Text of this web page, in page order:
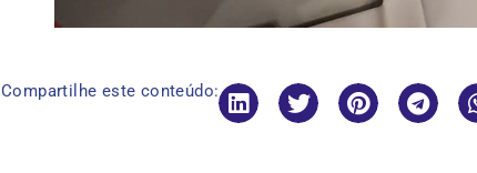
Compartilhe este conteúdo: